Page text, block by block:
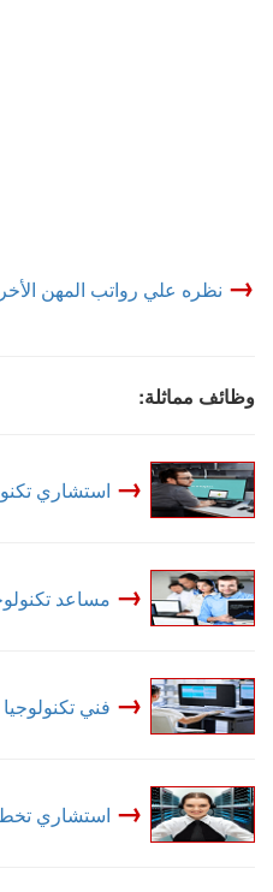
→ نظره علي رواتب المهن
وظائف مماثلة:
→ استشاري
→ مساعد
→ فني
→ استشاري